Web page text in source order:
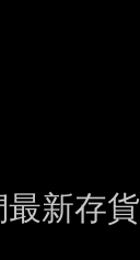
新存貨